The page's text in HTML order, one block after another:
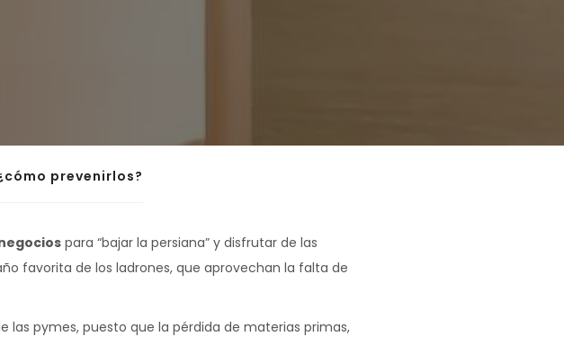
prevenirlos?
para “bajar la persiana” y disfrutar de las
favorita de los ladrones, que aprovechan la falta de
pymes, puesto que la pérdida de materias primas,